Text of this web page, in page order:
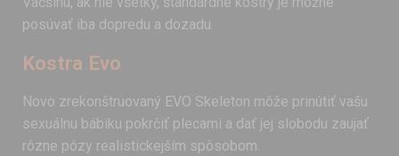
posúvať iba dopredu a dozadu.
Kostra Evo
Novo zrekonštruovaný EVO Skeleton môže prinútiť vašu
sexuálnu bábiku pokrčiť plecami a dať jej slobodu zaujať
rôzne pózy realistickejším spôsobom.